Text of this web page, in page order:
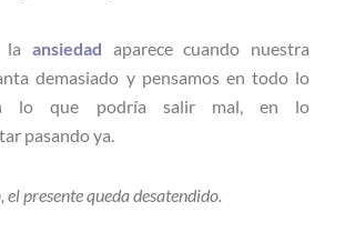
la ansiedad aparece cuando nuestra
demasiado y pensamos en todo lo
lo que podría salir mal, en lo
pasando ya.
presente queda desatendido.